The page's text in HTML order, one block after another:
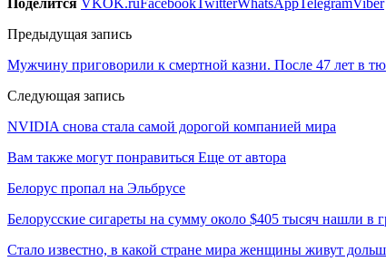
Предыдущая запись
Мужчину приговорили к смертной казни. После 47 лет в
Следующая запись
NVIDIA снова стала самой дорогой компанией мира
Вам также могут понравиться Еще от автора
Белорус пропал на Эльбрусе
Белорусские сигареты на сумму около $405 тысяч нашли в
Стало известно, в какой стране мира женщины живут